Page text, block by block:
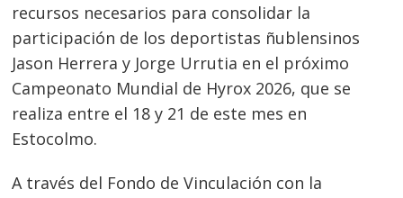
recursos necesarios para consolidar la
participación de los deportistas ñublensinos
Jason Herrera y Jorge Urrutia en el próximo
Campeonato Mundial de Hyrox 2026, que se
realiza entre el 18 y 21 de este mes en
Estocolmo.
A través del Fondo de Vinculación con la